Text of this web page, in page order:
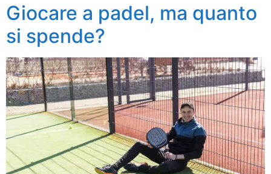
Giocare a padel, ma quanto
si spende?